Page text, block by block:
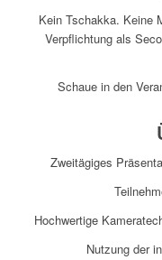
Kein Tschakka. Keine
Verpflichtung als
Schaue in den
Zweitägiges
Hochwertige
Nutzung der